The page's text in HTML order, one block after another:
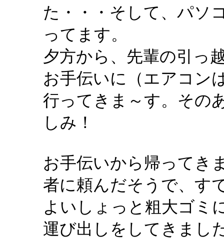
た・・・そして、パソ
ってます。
夕方から、先輩の引っ
お手伝いに（エアコン
行ってきま～す。その
しみ！
お手伝いから帰ってき
者に頼んだそうで、す
よいしょっと粗大ゴミ
運び出しをしてきまし